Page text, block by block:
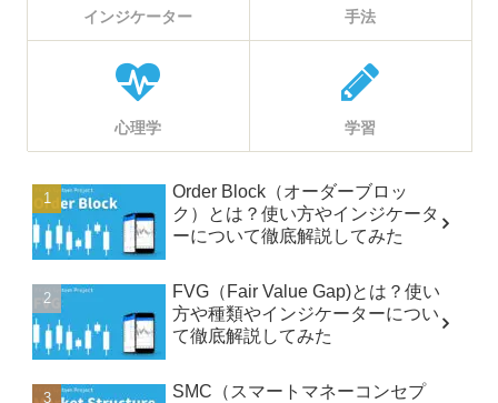
インジケーター 手法
心理学 学習
Order Block（オーダーブロッ
ク）とは？使い方やインジケータ
ーについて徹底解説してみた
FVG（Fair Value Gap)とは？使い
方や種類やインジケーターについ
て徹底解説してみた
SMC（スマートマネーコンセプ